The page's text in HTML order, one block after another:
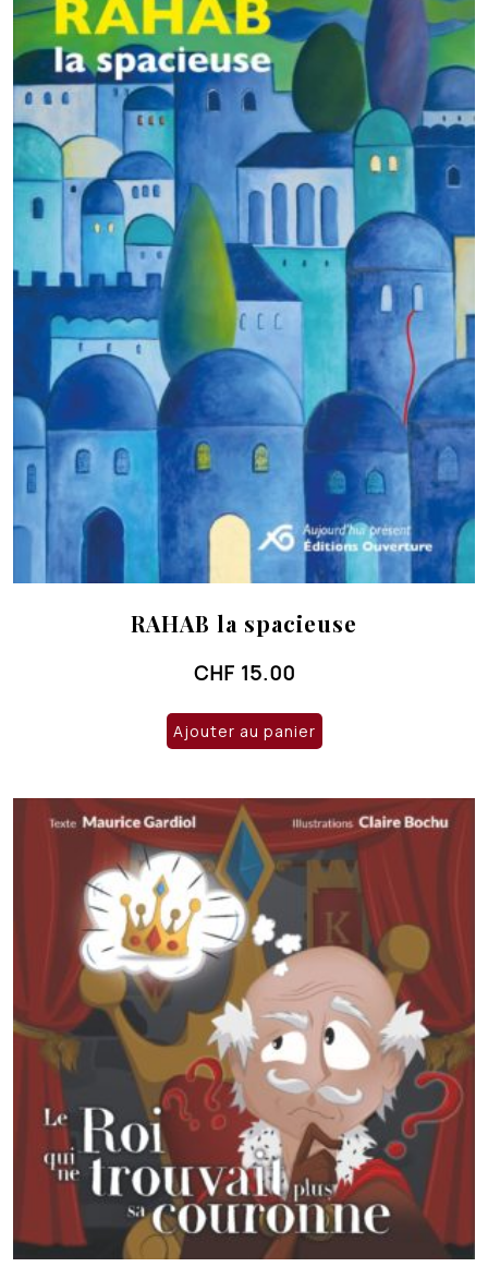
RAHAB la spacieuse
CHF 15.00
Ajouter au panier